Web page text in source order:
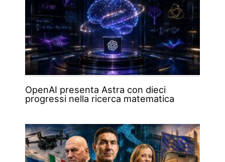
OpenAI presenta Astra con dieci
progressi nella ricerca matematica